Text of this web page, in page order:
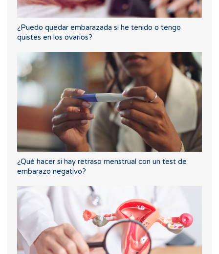
¿Puedo quedar embarazada si he tenido o tengo
quistes en los ovarios?
¿Qué hacer si hay retraso menstrual con un test de
embarazo negativo?